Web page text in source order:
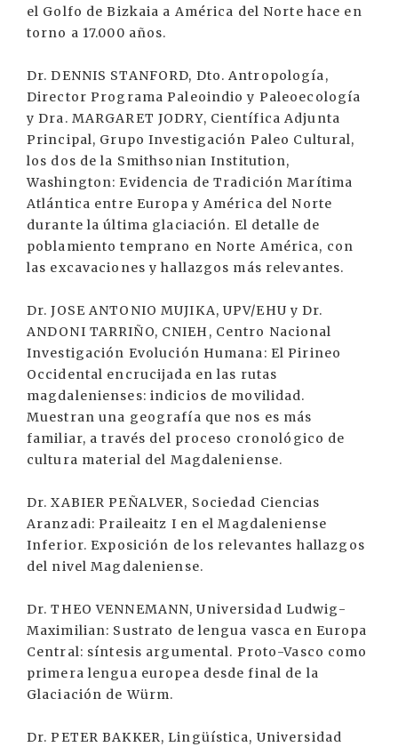
el Golfo de Bizkaia a América del Norte hace en
torno a 17.000 años.
Dr. DENNIS STANFORD, Dto. Antropología,
Director Programa Paleoindio y Paleoecología
y Dra. MARGARET JODRY, Científica Adjunta
Principal, Grupo Investigación Paleo Cultural,
los dos de la Smithsonian Institution,
Washington: Evidencia de Tradición Marítima
Atlántica entre Europa y América del Norte
durante la última glaciación. El detalle de
poblamiento temprano en Norte América, con
las excavaciones y hallazgos más relevantes.
Dr. JOSE ANTONIO MUJIKA, UPV/EHU y Dr.
ANDONI TARRIÑO, CNIEH, Centro Nacional
Investigación Evolución Humana: El Pirineo
Occidental encrucijada en las rutas
magdalenienses: indicios de movilidad.
Muestran una geografía que nos es más
familiar, a través del proceso cronológico de
cultura material del Magdaleniense.
Dr. XABIER PEÑALVER, Sociedad Ciencias
Aranzadi: Praileaitz I en el Magdaleniense
Inferior. Exposición de los relevantes hallazgos
del nivel Magdaleniense.
Dr. THEO VENNEMANN, Universidad Ludwig-
Maximilian: Sustrato de lengua vasca en Europa
Central: síntesis argumental. Proto-Vasco como
primera lengua europea desde final de la
Glaciación de Würm.
Dr. PETER BAKKER, Lingüística, Universidad